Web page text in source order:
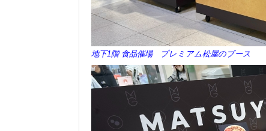
地下1階 食品催場 プレミアム松屋のブース